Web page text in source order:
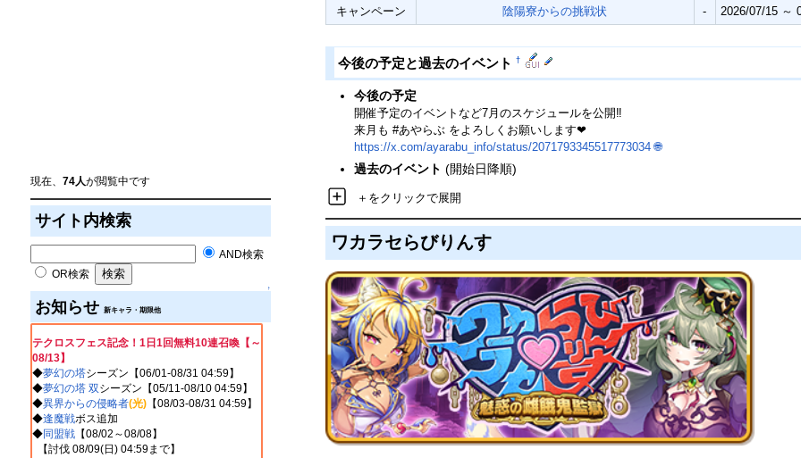
現在、 74人が閲覧中です
サイト内検索
AND検索
OR検索
↑
お知らせ新キャラ・期限他
テクロスフェス記念！1日1回無料10連召喚【～
08/13】
◆夢幻の塔シーズン【06/01-08/31 04:59】
◆夢幻の塔 双シーズン【05/11-08/10 04:59】
◆異界からの侵略者(光)【08/03-08/31 04:59】
◆逢魔戦ボス追加
◆同盟戦【08/02～08/08】
【討伐 08/09(日 ) 04:59まで】
キャンペーン
陰陽寮からの挑戦状 - 2026/07/15 ～
今後の予定と過去のイベント†
今後の予定
開催予定のイベントなど7月のスケジュールを公開‼
来月も #あやらぶ をよろしくお願いします❤
https://x.com/ayarabu_info/status/2071793345517773034🌐
過去のイベント (開始日降順)
＋をクリックで展開
ワカラセらびりんす